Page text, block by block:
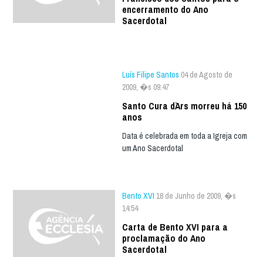
encerramento do Ano
Sacerdotal
Luís Filipe Santos 04 de Agosto de
2009, �s 09:47
Santo Cura d`Ars morreu há 150
anos
Data é celebrada em toda a Igreja com
um Ano Sacerdotal
Bento XVI 18 de Junho de 2009, �s
14:54
Carta de Bento XVI para a
proclamação do Ano
Sacerdotal